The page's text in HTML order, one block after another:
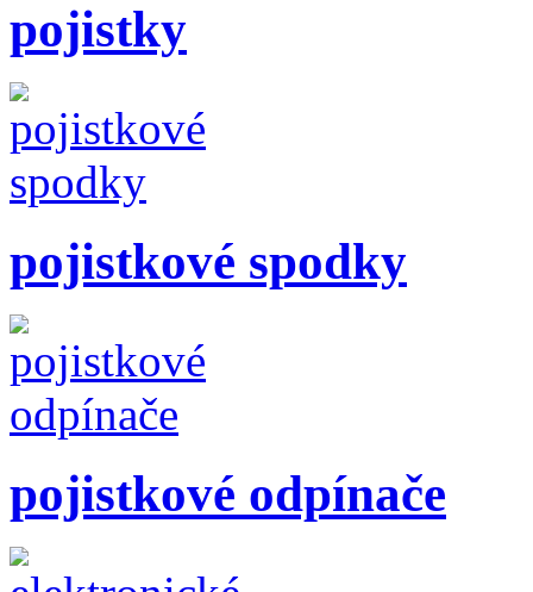
pojistky
pojistkové spodky
pojistkové odpínače